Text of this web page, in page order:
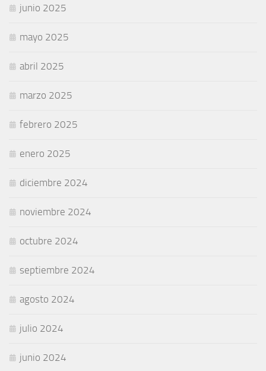
junio 2025
mayo 2025
abril 2025
marzo 2025
febrero 2025
enero 2025
diciembre 2024
noviembre 2024
octubre 2024
septiembre 2024
agosto 2024
julio 2024
junio 2024